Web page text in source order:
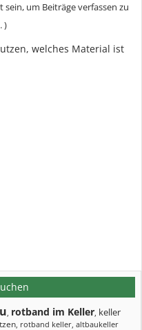
um Beiträge verfassen zu
)
welches Material ist
, rotband im Keller, keller
, rotband keller, altbaukeller